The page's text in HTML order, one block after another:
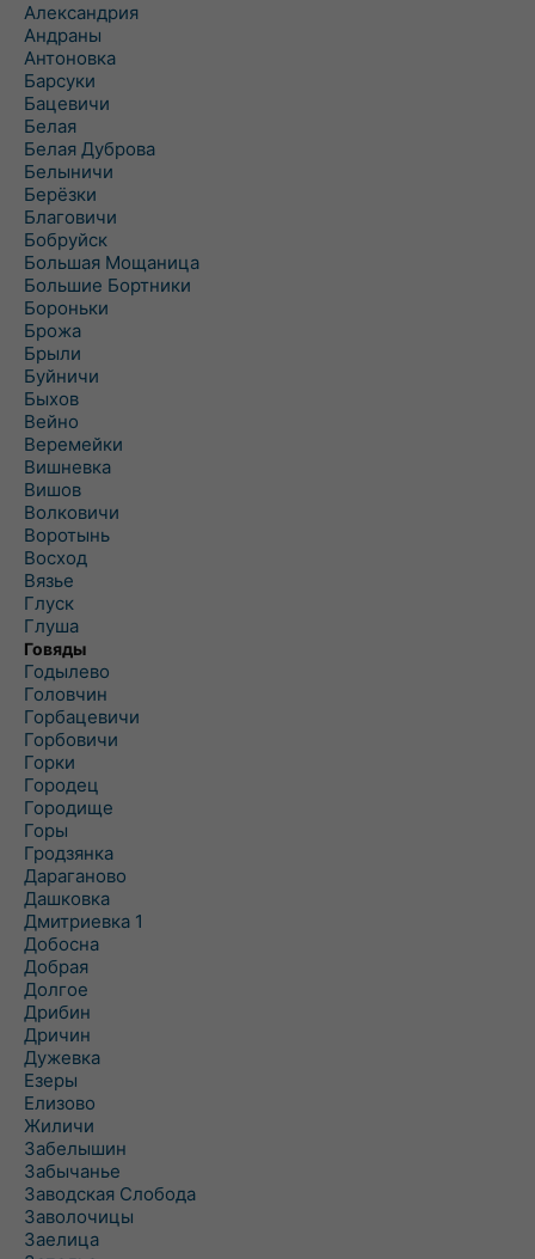
Александрия
Андраны
Антоновка
Барсуки
Бацевичи
Белая
Белая Дуброва
Белыничи
Берёзки
Благовичи
Бобруйск
Большая Мощаница
Большие Бортники
Бороньки
Брожа
Брыли
Буйничи
Быхов
Вейно
Веремейки
Вишневка
Вишов
Волковичи
Воротынь
Восход
Вязье
Глуск
Глуша
Говяды
Годылево
Головчин
Горбацевичи
Горбовичи
Горки
Городец
Городище
Горы
Гродзянка
Дараганово
Дашковка
Дмитриевка 1
Добосна
Добрая
Долгое
Дрибин
Дричин
Дужевка
Езеры
Елизово
Жиличи
Забелышин
Забычанье
Заводская Слобода
Заволочицы
Заелица